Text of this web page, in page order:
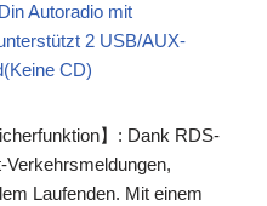
Autoradio mit
2 USB/AUX-
CD)
】: Dank RDS-
Verkehrsmeldungen,
Laufenden. Mit einem